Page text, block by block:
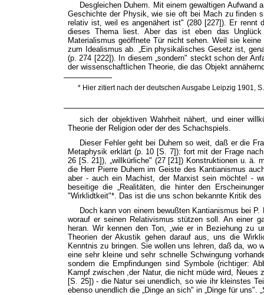
Desgleichen Duhem. Mit einem gewaltigen
Geschichte der Physik, wie sie oft bei Mach zu finden
relativ ist, weil es angenähert ist" (280 [227]). Er rennt
dieses Thema liest. Aber das ist eben das
Materialismus geöffnete Tür nicht sehen. Weil sie
zum Idealismus ab. „Ein physikalisches Gesetz ist,
(p. 274 [222]). In diesem „sondern" steckt schon der
der wissenschaftlichen Theorie, die das Objekt
* Hier zitiert nach der deutschen Ausgabe Leipzig 1901,
sich der objektiven Wahrheit nähert, und einer
Theorie der Religion oder der des Schachspiels.
Dieser Fehler geht bei Duhem so weit, daß er die
Metaphysik erklärt (p. 10 [S. 7]): fort mit der Frage
26 [S. 21]), „willkürliche" (27 [21]) Konstruktionen u. ä.
die Herr Pierre Duhem im Geiste des Kantianismus
aber - auch ein Machist, der Marxist sein möchte! -
beseitige die „Realitäten, die hinter den
"Wirklidtkeit"*. Das ist die uns schon bekannte Kritik
Doch kann von einem bewußten Kantianismus bei
worauf er seinen Relativismus stützen soll. An einer
heran. Wir kennen den Ton, „wie er in Beziehung
Theorien der Akustik gehen darauf aus, uns die
Kenntnis zu bringen. Sie wollen uns lehren, daß da, wo
eine sehr kleine und sehr schnelle Schwingung
sondern die Empfindungen sind Symbole (richtiger:
Kampf zwischen ,der Natur, die nicht müde wird,
[S. 25]) - die Natur sei unendlich, so wie ihr kleinstes
ebenso unendlich die „Dinge an sich" in „Dinge für uns".